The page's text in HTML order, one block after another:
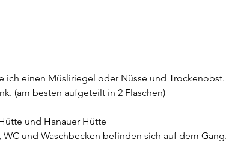
ich einen Müsliriegel oder Nüsse und Trockenobst.
(am besten aufgeteilt in 2 Flaschen)
und Hanauer Hütte
und Waschbecken befinden sich auf dem Gang.